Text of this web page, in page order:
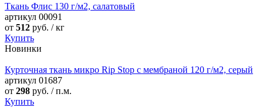
Ткань Флис 130 г/м2, салатовый
артикул 00091
от 512 руб. / кг
Купить
Новинки
Курточная ткань микро Rip Stop с мембраной 120 г/м2, серый
артикул 01687
от 298 руб. / п.м.
Купить